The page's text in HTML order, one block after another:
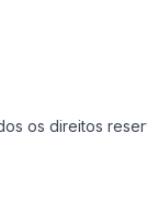
os direitos